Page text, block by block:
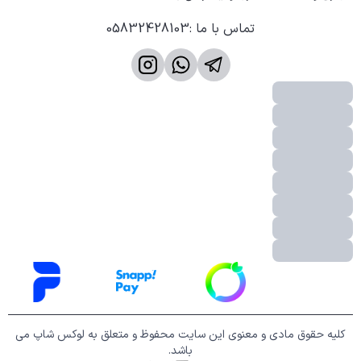
تماس با ما :
05832428103
کلیه حقوق مادی و معنوی این سایت محفوظ و متعلق به لوکس شاپ می
باشد.